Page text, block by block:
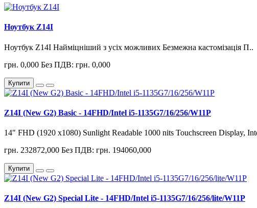
Ноутбук Z14I
Ноутбук Z14I Найміцніший з усіх можливих Безмежна кастомізація П..
грн. 0,000 Без ПДВ: грн. 0,000
Купити
Z14I (New G2) Basic - 14FHD/Intel i5-1135G7/16/256/W11P
14" FHD (1920 x1080) Sunlight Readable 1000 nits Touchscreen Display,
грн. 232872,000 Без ПДВ: грн. 194060,000
Купити
Z14I (New G2) Special Lite - 14FHD/Intel i5-1135G7/16/256/lite/W11P